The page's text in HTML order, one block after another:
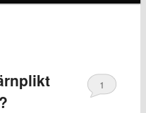
1